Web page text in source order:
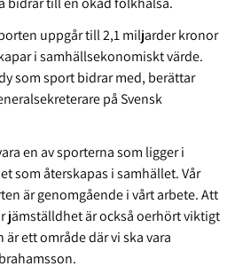
uppgår till 2,1 miljarder kronor
i samhällsekonomiskt värde.
som sport bidrar med, berättar
på Svensk
en av sporterna som ligger i
som återskapas i samhället. Vår
är genomgående i vårt arbete. Att
jämställdhet är också oerhört viktigt
ett område där vi ska vara